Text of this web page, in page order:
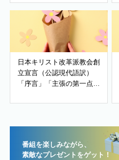
日本キリスト改革派教会創
立宣言（公認現代語訳）
「序言」「主張の第一点～
「主張の第ニ点～信仰告
番組を楽しみながら、
素敵なプレゼントをゲット！